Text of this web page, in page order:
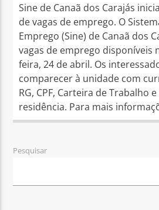
Sine de Canaã dos Carajás
de vagas de emprego. O
Emprego (Sine) de Canaã dos
vagas de emprego disponíveis
feira, 24 de abril. Os
comparecer à unidade com
RG, CPF, Carteira de Trabalho
residência. Para mais
Pesquisar